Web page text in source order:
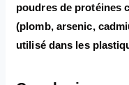
poudres de protéines
(plomb, arsenic,
utilisé dans les